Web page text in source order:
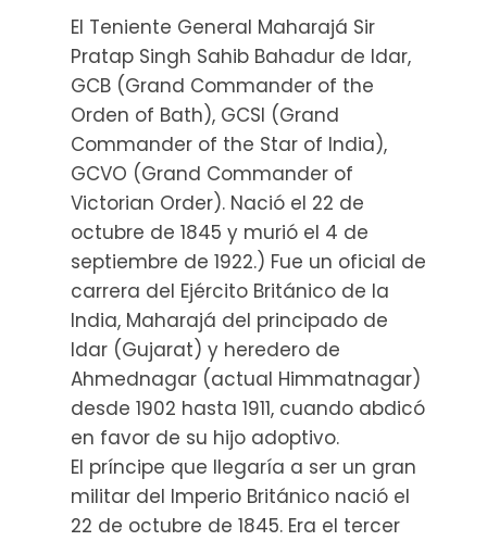
El Teniente General Maharajá Sir
Pratap Singh Sahib Bahadur de Idar,
GCB (Grand Commander of the
Orden of Bath), GCSI (Grand
Commander of the Star of India),
GCVO (Grand Commander of
Victorian Order). Nació el 22 de
octubre de 1845 y murió el 4 de
septiembre de 1922.) Fue un oficial de
carrera del Ejército Británico de la
India, Maharajá del principado de
Idar (Gujarat) y heredero de
Ahmednagar (actual Himmatnagar)
desde 1902 hasta 1911, cuando abdicó
en favor de su hijo adoptivo.
El príncipe que llegaría a ser un gran
militar del Imperio Británico nació el
22 de octubre de 1845. Era el tercer